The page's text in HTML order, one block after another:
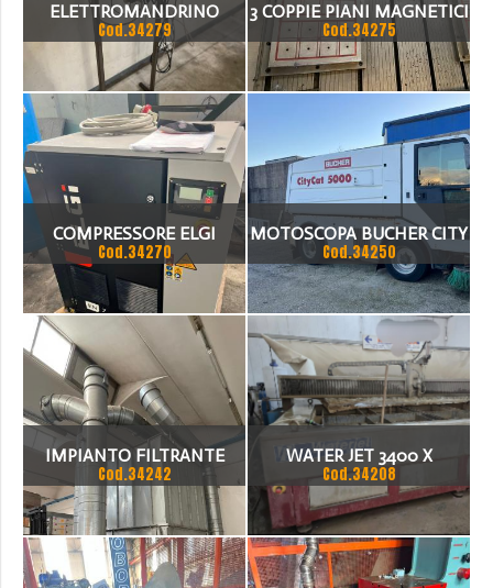
ELETTROMANDRINO
NAKANISHI DA 0 A 50.000
GIRI CON ATTACCO HSK 63
E ATTACCO ISO 50 INCLUSI
NAKANISHI
Cod.34279
3 COPPIE PIANI MAGNETICI
PERMANENTI
TECNOMAGNETE CON
RELATIVE CENTRALINE
Cod.34275
COMPRESSORE ELGI
Cod.34270
MOTOSCOPA BUCHER CITY
CAT 5000
Cod.34250
IMPIANTO FILTRANTE
POLVERI
Cod.34242
WATER JET 3400 X
1800MM. Z 200MM.
Cod.34208